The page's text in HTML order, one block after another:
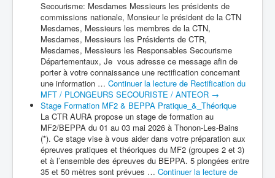
Secourisme: Mesdames Messieurs les présidents de
commissions nationale, Monsieur le président de la CTN
Mesdames, Messieurs les membres de la CTN,
Mesdames, Messieurs les Présidents de CTR,
Mesdames, Messieurs les Responsables Secourisme
Départementaux, Je vous adresse ce message afin de
porter à votre connaissance une rectification concernant
une information … Continuer la lecture de Rectification du
MFT / PLONGEURS SECOURISTE / ANTEOR →
Stage Formation MF2 & BEPPA Pratique_&_Théorique
La CTR AURA propose un stage de formation au
MF2/BEPPA du 01 au 03 mai 2026 à Thonon-Les-Bains
(*). Ce stage vise à vous aider dans votre préparation aux
épreuves pratiques et théoriques du MF2 (groupes 2 et 3)
et à l’ensemble des épreuves du BEPPA. 5 plongées entre
35 et 50 mètres sont prévues … Continuer la lecture de